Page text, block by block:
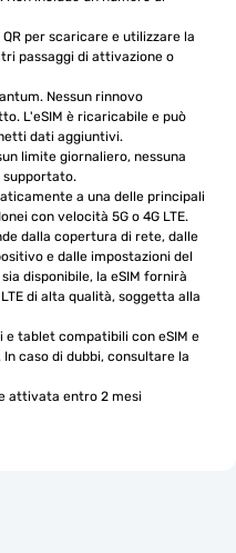
per scaricare e utilizzare la
passaggi di attivazione o
Nessun rinnovo
L'eSIM è ricaricabile e può
dati aggiuntivi.
limite giornaliero, nessuna
supportato.
a una delle principali
con velocità 5G o 4G LTE.
dalla copertura di rete, dalle
e dalle impostazioni del
disponibile, la eSIM fornirà
di alta qualità, soggetta alla
e tablet compatibili con eSIM e
caso di dubbi, consultare la
attivata entro 2 mesi